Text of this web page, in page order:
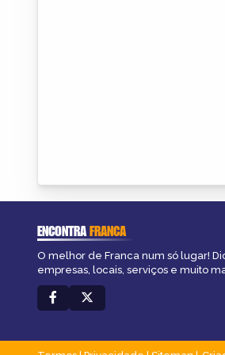
ENCONTRAFRANCA
O melhor de Franca num só lugar!
empresas, locais, serviços e muito